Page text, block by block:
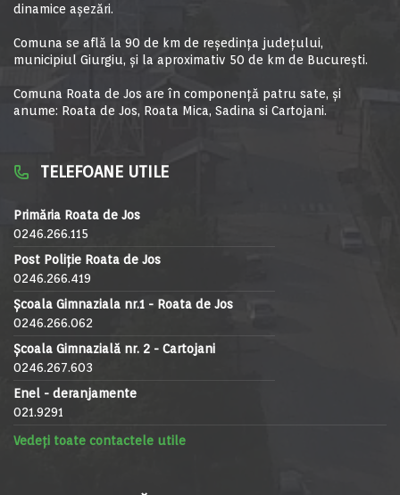
dinamice aşezări.
Comuna se află la 90 de km de reşedinţa judeţului,
municipiul Giurgiu, şi la aproximativ 50 de km de Bucureşti.
Comuna Roata de Jos are în componență patru sate, și
anume: Roata de Jos, Roata Mica, Sadina si Cartojani.
TELEFOANE UTILE
Primăria Roata de Jos
0246.266.115
Post Poliție Roata de Jos
0246.266.419
Școala Gimnaziala nr.1 - Roata de Jos
0246.266.062
Școala Gimnazială nr. 2 - Cartojani
0246.267.603
Enel - deranjamente
021.9291
Vedeți toate contactele utile